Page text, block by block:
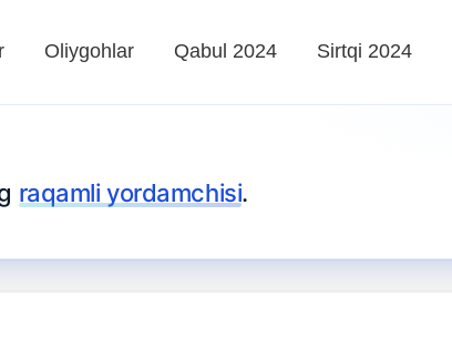
Oliygohlar Qabul 2024 Sirtqi 2024
raqamli yordamchisi.